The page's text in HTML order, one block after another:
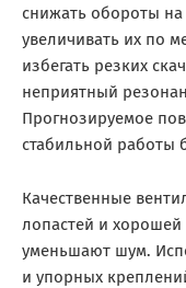
снижать обороты
увеличивать их по
избегать резких
неприятный
Прогнозируемое
стабильной работы
Качественные
лопастей и
уменьшают шум.
и упорных